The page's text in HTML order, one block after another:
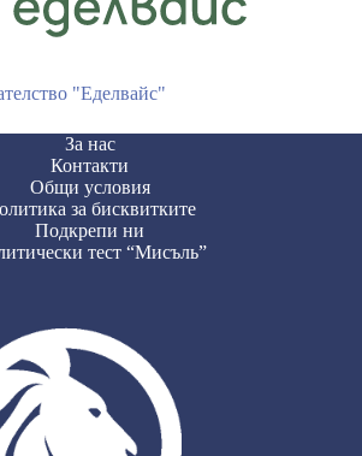
"Еделвайс"
За нас
Контакти
Общи условия
за бисквитките
Подкрепи ни
тест “Мисъль”